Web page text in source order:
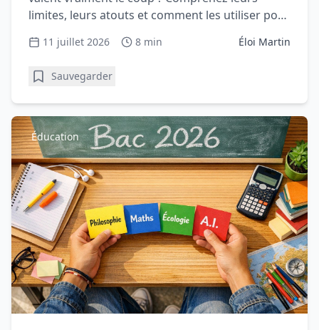
limites, leurs atouts et comment les utiliser pour
11 juillet 2026 8 min Éloi Martin
Sauvegarder
Éducation